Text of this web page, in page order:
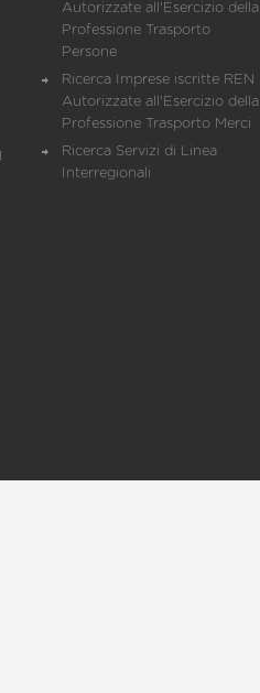
Autorizzate all'Esercizio della
Professione Trasporto
Persone
Ricerca Imprese iscritte REN
Autorizzate all'Esercizio della
Professione Trasporto Merci
Ricerca Servizi di Linea
Interregionali